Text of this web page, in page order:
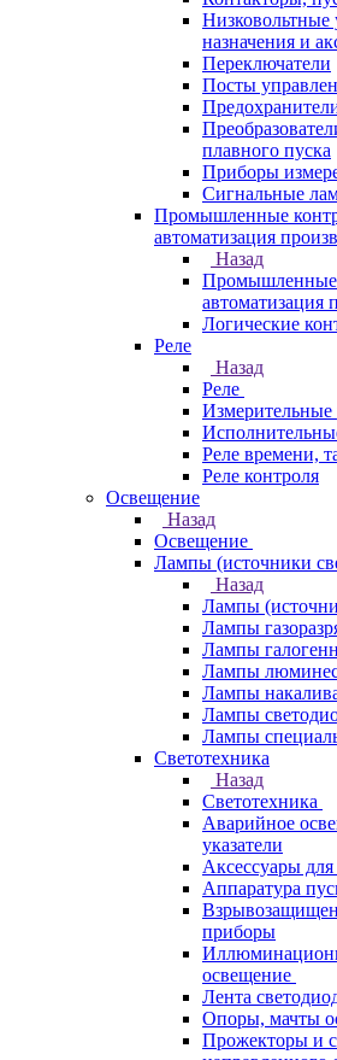
Низковольтные
назначения и
Переключатели
Посты
плавного пуска
Приборы
Сигнальные
Промышленные
автоматизация
Назад
Промышленные
автоматизация
Логические
Реле
Назад
Реле
Измерительные
Реле времени,
Реле контроля
Освещение
Назад
Освещение
Лампы (источники
Назад
Лампы
Лампы
Лампы
Лампы
Лампы
Лампы
Лампы
Светотехника
Назад
Светотехника
Аварийное
указатели
Аксессуары
Аппаратура
приборы
освещение
Лента
Опоры, мачты
Прожекторы и